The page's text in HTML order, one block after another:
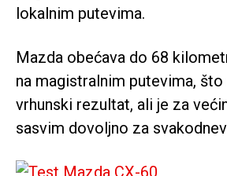
lokalnim putevima.
Mazda obećava do 68
na magistralnim putevima, što
vrhunski rezultat, ali je za
sasvim dovoljno za